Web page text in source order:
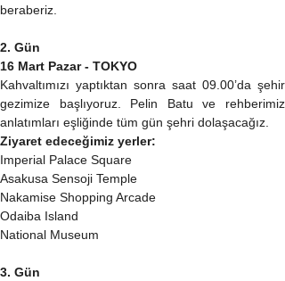
beraberiz.
2. Gün
16 Mart Pazar - TOKYO
Kahvaltımızı yaptıktan sonra saat 09.00’da şehir
gezimize başlıyoruz. Pelin Batu ve rehberimiz
anlatımları eşliğinde tüm gün şehri dolaşacağız.
Ziyaret edeceğimiz yerler:
Imperial Palace Square
Asakusa Sensoji Temple
Nakamise Shopping Arcade
Odaiba Island
National Museum
3. Gün